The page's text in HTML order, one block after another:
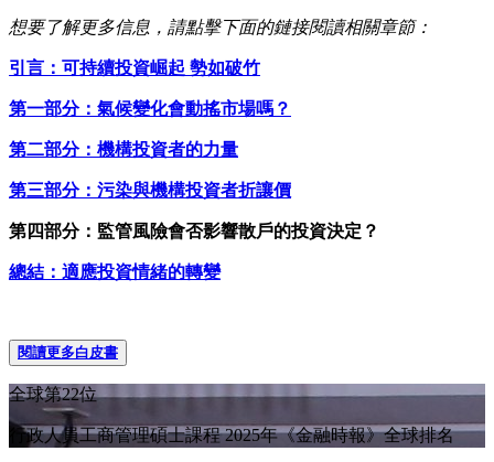
想要了解更多信息，請點擊下面的鏈接閱讀相關章節：
引言：可持續投資崛起 勢如破竹
第一部分：氣候變化會動搖市場嗎？
第二部分：機構投資者的力量
第三部分：污染與機構投資者折讓價
第四部分：監管風險會否影響散戶的投資決定？
總結：適應投資情緒的轉變
閱讀更多白皮書
全球第22位
行政人員工商管理碩士課程 2025年《金融時報》全球排名